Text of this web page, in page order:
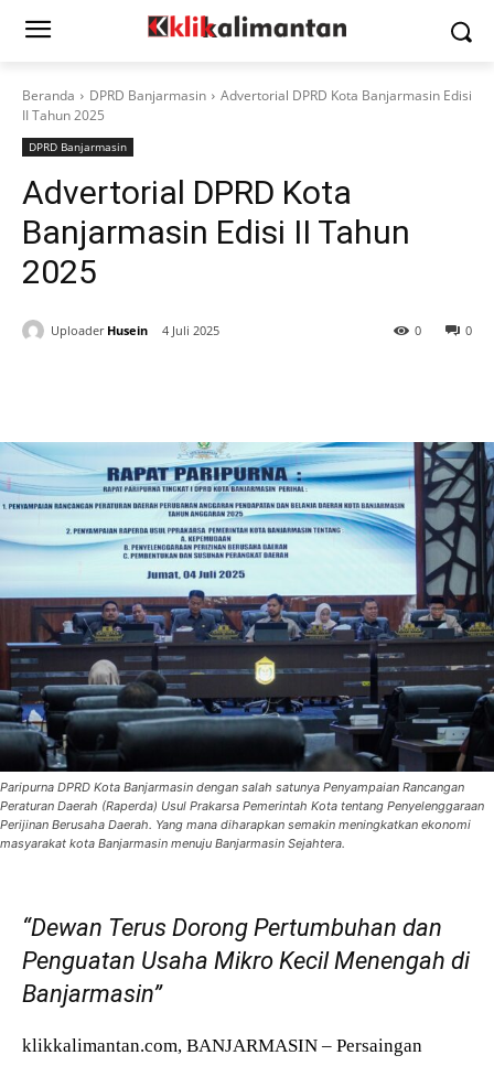
Beranda DPRD Banjarmasin
Advertorial DPRD Kota Banjarmasin Edisi
II Tahun 2025
DPRD Banjarmasin
Advertorial DPRD Kota
Banjarmasin Edisi II Tahun
2025
Uploader Husein 4 Juli 2025 0
0
Paripurna DPRD Kota Banjarmasin dengan salah satunya Penyampaian Rancangan
Peraturan Daerah (Raperda) Usul Prakarsa Pemerintah Kota tentang Penyelenggaraan
Perijinan Berusaha Daerah. Yang mana diharapkan semakin meningkatkan ekonomi
masyarakat kota Banjarmasin menuju Banjarmasin Sejahtera.
“Dewan Terus Dorong Pertumbuhan dan
Penguatan Usaha Mikro Kecil Menengah di
Banjarmasin”
klikkalimantan.com, BANJARMASIN – Persaingan